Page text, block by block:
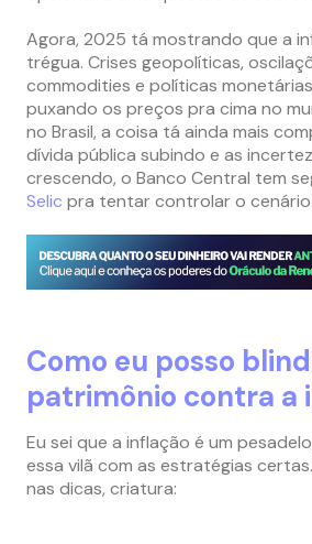
Agora, 2025 tá mostrando que a
trégua. Crises geopolíticas,
commodities e políticas
puxando os preços pra cima no
no Brasil, a coisa tá ainda mais
dívida pública subindo e as
crescendo, o Banco Central tem
Selic pra tentar controlar o cenário.
Como eu posso
patrimônio contra a
Eu sei que a inflação é um
essa vilã com as estratégias
nas dicas, criatura: